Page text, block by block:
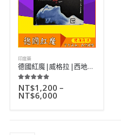
印度藥
德國紅魔|威格拉|西地那非成分|藥效可長達5小時|4粒裝
5.00 out of 5
NT$1,200 –
NT$6,000